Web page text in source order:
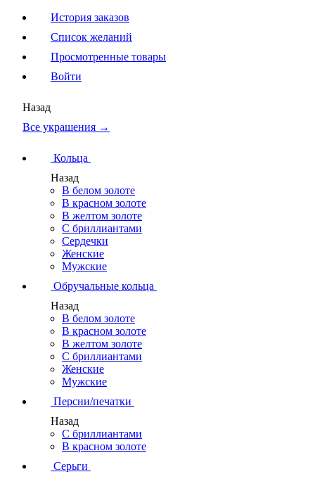
История заказов
Список желаний
Просмотренные товары
Войти
Назад
Все украшения →
Кольца
Назад
В белом золоте
В красном золоте
В желтом золоте
С бриллиантами
Сердечки
Женские
Мужские
Обручальные кольца
Назад
В белом золоте
В красном золоте
В желтом золоте
С бриллиантами
Женские
Мужские
Персни/печатки
Назад
С бриллиантами
В красном золоте
Серьги